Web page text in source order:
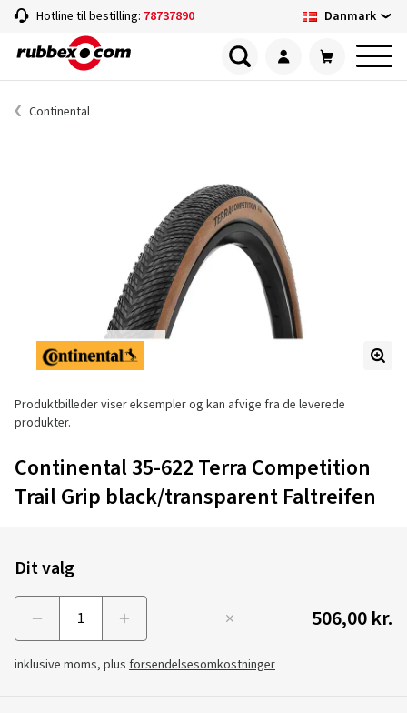
Hotline til bestilling: 78737890 Danmark
Continental
Produktbilleder viser eksempler og kan afvige fra de leverede
produkter.
Continental 35-622 Terra Competition
Trail Grip black/transparent Faltreifen
Dit valg
506,00 kr.
inklusive moms, plus forsendelsesomkostninger